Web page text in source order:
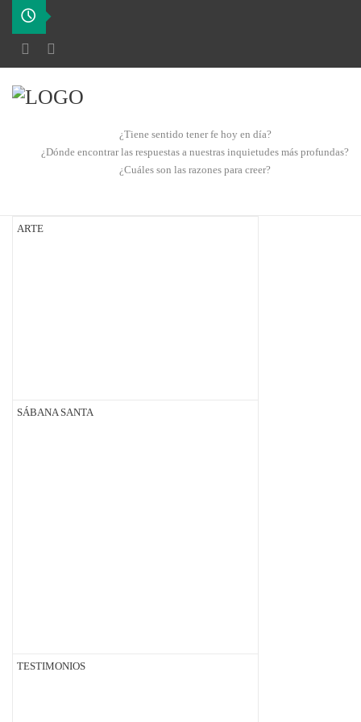
¿Tiene sentido tener fe hoy en día?
¿Dónde encontrar las respuestas a nuestras inquietudes más profundas?
¿Cuáles son las razones para creer?
ARTE
SÁBANA SANTA
TESTIMONIOS